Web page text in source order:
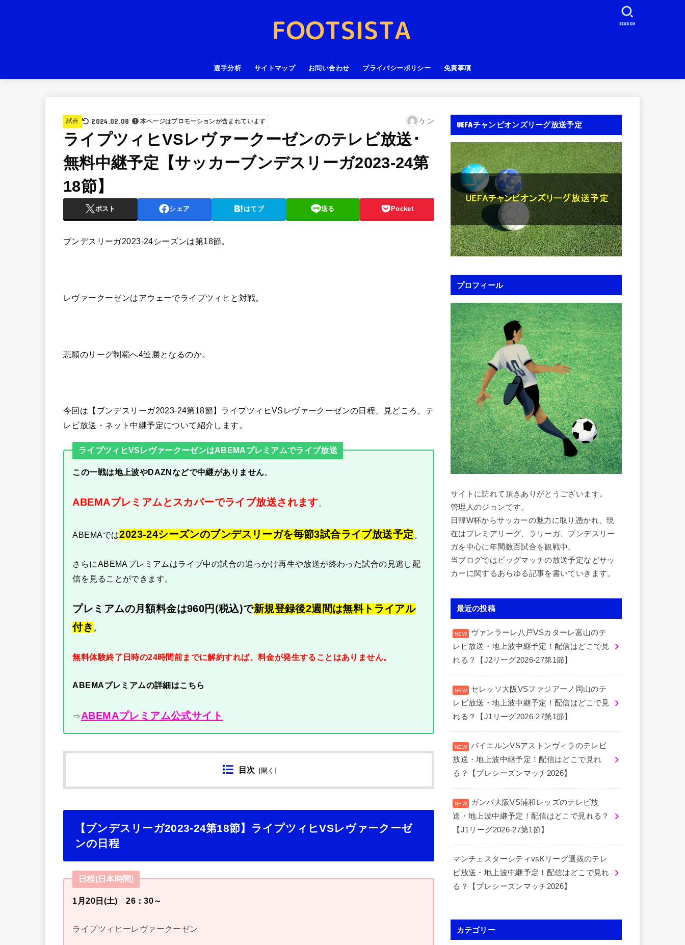
選手分析 サイトマップ お問い合わせ プライバシーポリシー 免責事項
SEARCH
試合 2024.02.08 本ページはプロモーションが含まれています ケン
ライプツィヒVSレヴァークーゼンのテレビ放送･
無料中継予定【サッカーブンデスリーガ2023-24第
18節】
ポスト シェア はてブ 送る Pocket
ブンデスリーガ2023-24シーズンは第18節。
レヴァークーゼンはアウェーでライプツィヒと対戦。
悲願のリーグ制覇へ4連勝となるのか。
今回は【ブンデスリーガ2023-24第18節】ライプツィヒVSレヴァークーゼンの日程、見どころ、テ
レビ放送・ネット中継予定について紹介します。
ライプツィヒVSレヴァークーゼンはABEMAプレミアムでライブ放送
この一戦は地上波やDAZNなどで中継がありません。
ABEMAプレミアムとスカパーでライブ放送されます。
ABEMAでは2023-24シーズンのブンデスリーガを毎節3試合ライブ放送予定 。
さらにABEMAプレミアムはライブ中の試合の追っかけ再生や放送が終わった試合の見逃し配
信を見ることができます。
プレミアムの月額料金は960円(税込)で新規登録後2週間は無料トライアル
付き 。
無料体験終了日時の24時間前までに解約すれば、料金が発生することはありません。
ABEMAプレミアムの詳細はこちら
⇒ABEMAプレミアム公式サイト
目次 開く
【ブンデスリーガ2023-24第18節】ライプツィヒVSレヴァークーゼ
ンの日程
日程(日本時間)
1月20日(土) 26：30～
ライプツィヒーレヴァークーゼン
UEFAチャンピオンズリーグ放送予定
プロフィール
サイトに訪れて頂きありがとうございます。
管理人のジョンです。
日韓W杯からサッカーの魅力に取り憑かれ、現
在はプレミアリーグ、ラリーガ、ブンデスリー
ガを中心に年間数百試合を観戦中。
当ブログではビッグマッチの放送予定などサッ
カーに関するあらゆる記事を書いていきます。
最近の投稿
ヴァンラーレ八戸VSカターレ富山のテ
レビ放送・地上波中継予定！配信はどこで見
れる？【J2リーグ2026-27第1節】
セレッソ大阪VSファジアーノ岡山のテ
レビ放送・地上波中継予定！配信はどこで見
れる？【J1リーグ2026-27第1節】
バイエルンVSアストンヴィラのテレビ
放送・地上波中継予定！配信はどこで見れ
る？【プレシーズンマッチ2026】
ガンバ大阪VS浦和レッズのテレビ放
送・地上波中継予定！配信はどこで見れる？
【J1リーグ2026-27第1節】
マンチェスターシティvsKリーグ選抜のテレ
ビ放送・地上波中継予定！配信はどこで見れ
る？【プレシーズンマッチ2026】
カテゴリー